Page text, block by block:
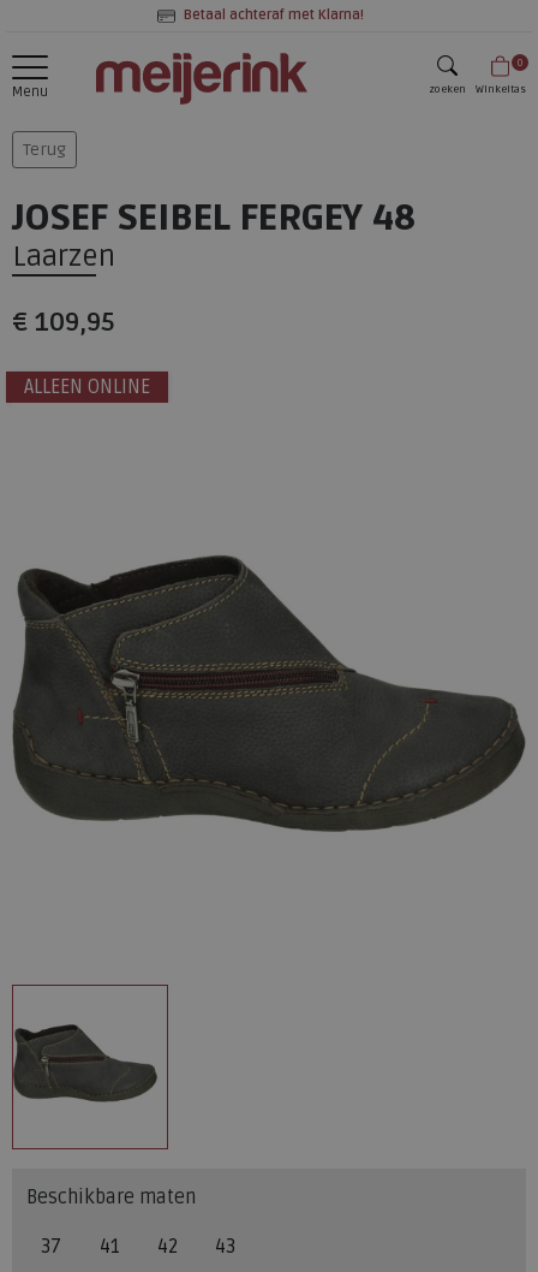
Betaal achteraf met Klarna!
Menu zoeken
0
Winkeltas
Terug
JOSEF SEIBEL FERGEY 48
Laarzen
€ 109,95
ALLEEN ONLINE
Beschikbare maten
37 41 42 43